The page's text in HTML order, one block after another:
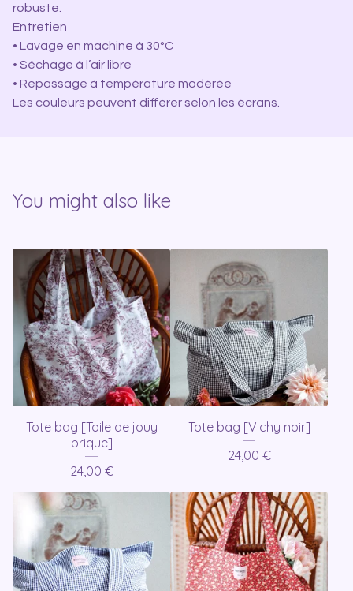
robuste.
Entretien
• Lavage en machine à 30°C
• Séchage à l’air libre
• Repassage à température modérée
Les couleurs peuvent différer selon les écrans.
You might also like
Tote bag [Toile de jouy
brique]
24,00 €
Tote bag [Vichy noir]
24,00 €